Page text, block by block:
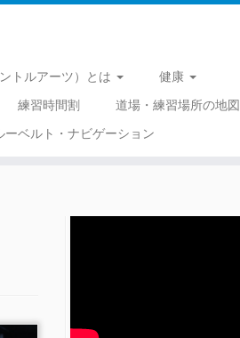
トルアーツ）とは
健康
練習時間割
道場・練習場所の地図
ーベルト・ナビゲーション